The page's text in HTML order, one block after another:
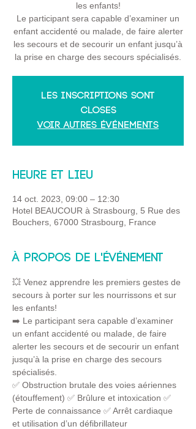
les enfants!
Le participant sera capable d’examiner un
enfant accidenté ou malade, de faire alerter
les secours et de secourir un enfant jusqu’à
la prise en charge des secours spécialisés.
Les inscriptions sont
closes
Voir autres événements
Heure et lieu
14 oct. 2023, 09:00 – 12:30
Hotel BEAUCOUR à Strasbourg, 5 Rue des
Bouchers, 67000 Strasbourg, France
À propos de l'événement
💥 Venez apprendre les premiers gestes de
secours à porter sur les nourrissons et sur
les enfants!
➡️ Le participant sera capable d’examiner
un enfant accidenté ou malade, de faire
alerter les secours et de secourir un enfant
jusqu’à la prise en charge des secours
spécialisés.
✅ Obstruction brutale des voies aériennes
(étouffement) ✅ Brûlure et intoxication ✅
Perte de connaissance ✅ Arrêt cardiaque
et utilisation d’un défibrillateur